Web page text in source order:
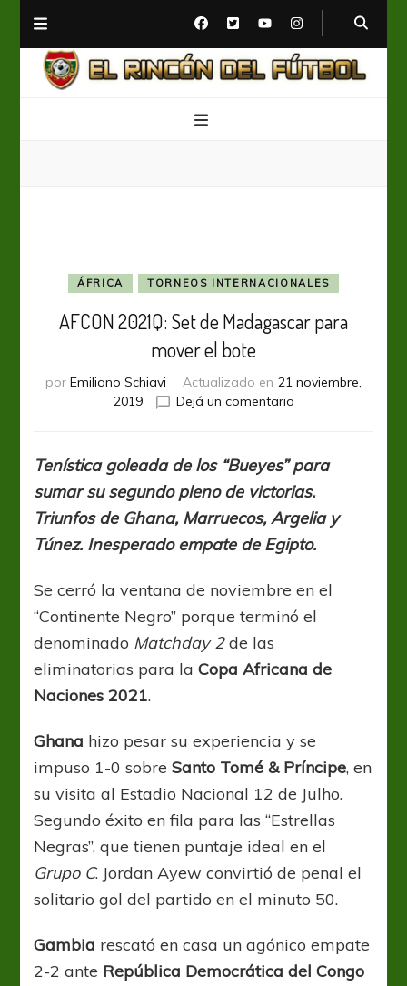
ÁFRICA TORNEOS INTERNACIONALES
AFCON 2021Q: Set de Madagascar para
mover el bote
por Emiliano Schiavi Actualizado en 21 noviembre,
2019
Dejá un comentarioen
de
Madagascar
para
el
Tenística goleada de los “Bueyes” para
sumar su segundo pleno de victorias.
Triunfos de Ghana, Marruecos, Argelia y
Túnez. Inesperado empate de Egipto.
Se cerró la ventana de noviembre en el
“Continente Negro” porque terminó el
denominado Matchday 2de las
eliminatorias para laCopa Africana de
Naciones 2021.
Ghana hizo pesar su experiencia y se
impuso 1-0 sobreSanto Tomé & Príncipe, en
su visita al Estadio Nacional 12 de Julho.
Segundo éxito en fila para las “Estrellas
Negras”, que tienen puntaje ideal en el
Grupo C. Jordan Ayew convirtió de penal el
solitario gol del partido en el minuto 50.
Gambia rescató en casa un agónico empate
2-2 ante República Democrática del Congo